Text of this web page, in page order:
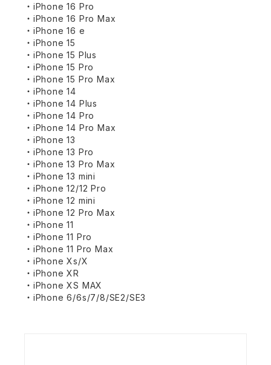
・iPhone 16 Pro
・iPhone 16 Pro Max
・iPhone 16 e
・iPhone 15
・iPhone 15 Plus
・iPhone 15 Pro
・iPhone 15 Pro Max
・iPhone 14
・iPhone 14 Plus
・iPhone 14 Pro
・iPhone 14 Pro Max
・iPhone 13
・iPhone 13 Pro
・iPhone 13 Pro Max
・iPhone 13 mini
・iPhone 12/12 Pro
・iPhone 12 mini
・iPhone 12 Pro Max
・iPhone 11
・iPhone 11 Pro
・iPhone 11 Pro Max
・iPhone Xs/X
・iPhone XR
・iPhone XS MAX
・iPhone 6/6s/7/8/SE2/SE3